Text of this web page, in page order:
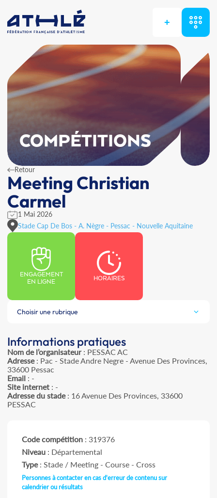
+
COMPÉTITIONS
Retour
Meeting Christian
Carmel
1 Mai 2026
Stade Cap De Bos - A. Nègre - Pessac - Nouvelle Aquitaine
ENGAGEMENT
EN LIGNE
HORAIRES
Choisir une rubrique
Informations pratiques
Nom de l’organisateur: PESSAC AC
Adresse: Pac - Stade Andre Negre - Avenue Des Provinces,
33600 Pessac
Email : -
Site internet : -
Adresse du stade: 16 Avenue Des Provinces, 33600
PESSAC
Code compétition : 319376
Niveau : Départemental
Type: Stade / Meeting - Course - Cross
Personnes à contacter en cas d'erreur de contenu sur
calendrier ou résultats